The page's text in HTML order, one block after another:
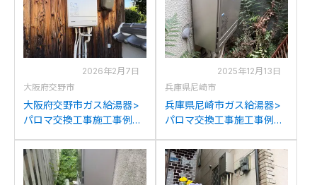
2423SAWへの交換
2423SAWへの交換
2026年2月7日
大阪府交野市
大阪府交野市ガス給湯器>
パロマ交換工事施工事例：
ロマFH-2423SAWへの交換
2025年12月13日
兵庫県尼崎市
兵庫県尼崎市ガス給湯器>
パロマ交換工事施工事例：
からパロマFH-2423SAWへ
の交換